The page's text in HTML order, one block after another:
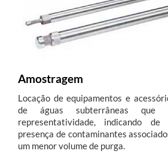
Amostragem
Locação de equipamentos e
de águas subterrâneas que
representatividade, indicando
presença de contaminantes
um menor volume de purga.